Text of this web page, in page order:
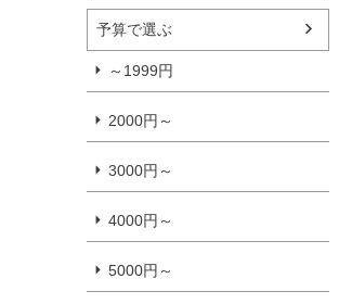
予算で選ぶ
～1999円
2000円～
3000円～
4000円～
5000円～